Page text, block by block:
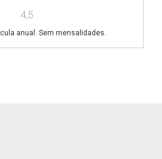
4,5
anual. Sem mensalidades.